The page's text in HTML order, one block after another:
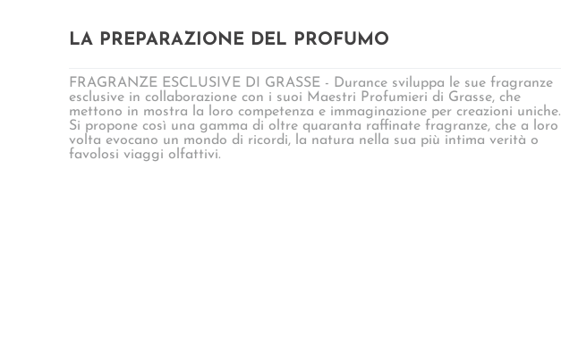
LA PREPARAZIONE DEL PROFUMO
FRAGRANZE ESCLUSIVE DI GRASSE - Durance sviluppa le sue fragranze
esclusive in collaborazione con i suoi Maestri Profumieri di Grasse, che
mettono in mostra la loro competenza e immaginazione per creazioni uniche.
Si propone così una gamma di oltre quaranta raffinate fragranze, che a loro
volta evocano un mondo di ricordi, la natura nella sua più intima verità o
favolosi viaggi olfattivi.